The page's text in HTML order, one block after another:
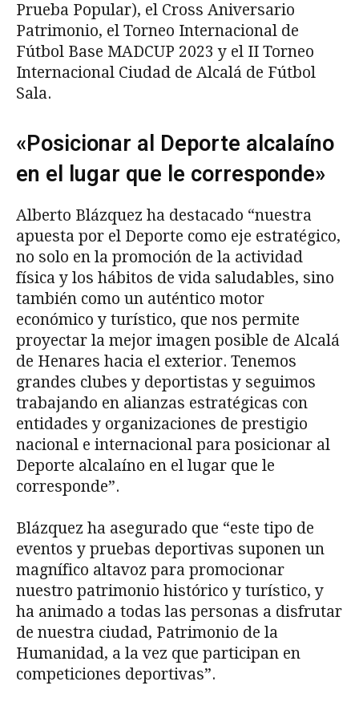
Prueba Popular), el Cross Aniversario
Patrimonio, el Torneo Internacional de
Fútbol Base MADCUP 2023 y el II Torneo
Internacional Ciudad de Alcalá de Fútbol
Sala.
«Posicionar al Deporte alcalaíno
en el lugar que le corresponde»
Alberto Blázquez ha destacado “nuestra
apuesta por el Deporte como eje estratégico,
no solo en la promoción de la actividad
física y los hábitos de vida saludables, sino
también como un auténtico motor
económico y turístico, que nos permite
proyectar la mejor imagen posible de Alcalá
de Henares hacia el exterior. Tenemos
grandes clubes y deportistas y seguimos
trabajando en alianzas estratégicas con
entidades y organizaciones de prestigio
nacional e internacional para posicionar al
Deporte alcalaíno en el lugar que le
corresponde”.
Blázquez ha asegurado que “este tipo de
eventos y pruebas deportivas suponen un
magnífico altavoz para promocionar
nuestro patrimonio histórico y turístico, y
ha animado a todas las personas a disfrutar
de nuestra ciudad, Patrimonio de la
Humanidad, a la vez que participan en
competiciones deportivas”.